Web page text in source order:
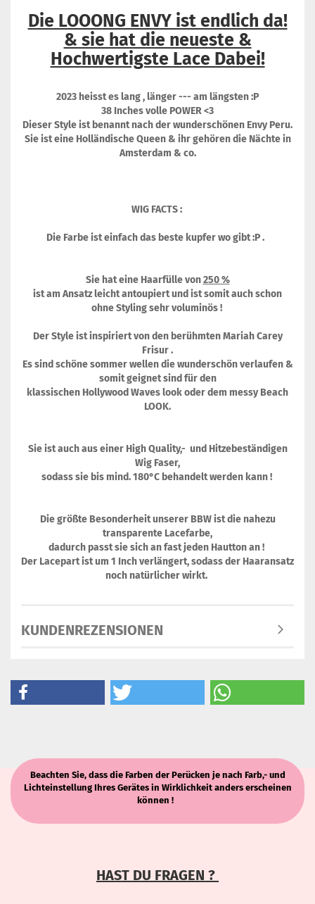
Die LOOONG ENVY ist endlich da!
& sie hat die neueste &
Hochwertigste Lace Dabei!
2023 heisst es lang , länger --- am längsten :P
38 Inches volle POWER <3
Dieser Style ist benannt nach der wunderschönen Envy Peru.
Sie ist eine Holländische Queen & ihr gehören die Nächte in
Amsterdam & co.
WIG FACTS :
Die Farbe ist einfach das beste kupfer wo gibt :P .
Sie hat eine Haarfülle von250 %
ist am Ansatz leicht antoupiert und ist somit auch schon
ohne Styling sehr voluminös !
Der Style ist inspiriert von den berühmten Mariah Carey
Frisur .
Es sind schöne sommer wellen die wunderschön verlaufen &
somit geignet sind für den
klassischen Hollywood Waves look oder dem messy Beach
LOOK.
Sie ist auch aus einer High Quality,- und Hitzebeständigen
Wig Faser,
sodass sie bis mind. 180°C behandelt werden kann !
Die größte Besonderheit unserer BBW ist die nahezu
transparente Lacefarbe,
dadurch passt sie sich an fast jeden Hautton an !
Der Lacepart ist um 1 Inch verlängert, sodass der Haaransatz
noch natürlicher wirkt.
KUNDENREZENSIONEN
Beachten Sie, dass die Farben der Perücken je nach Farb,- und
Lichteinstellung Ihres Gerätes in Wirklichkeit anders erscheinen
können !
HAST DU FRAGEN ?